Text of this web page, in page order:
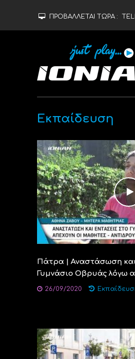
ΠΡΟΒΑΛΛΕΤΑΙ ΤΩΡΑ :
Εκπαίδευση
Πάτρα | Αναστάσωση και
Γυμνάσιο Οβρυάς λόγω
26/09/2020